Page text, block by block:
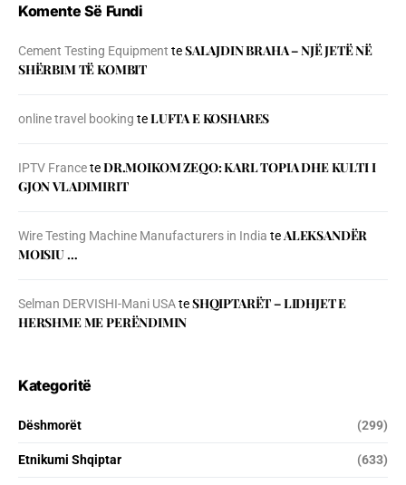
Komente Së Fundi
Cement Testing Equipment teSALAJDIN BRAHA – NJЁ JETЁ NЁ
SHЁRBIM TЁ KOMBIT
online travel booking teLUFTA E KOSHARES
IPTV FranceteDR.MOIKOM ZEQO: KARL TOPIA DHE KULTI I
GJON VLADIMIRIT
Wire Testing Machine Manufacturers in India teALEKSANDËR
MOISIU …
Selman DERVISHI-Mani USAteSHQIPTARËT – LIDHJET E
HERSHME ME PERËNDIMIN
Kategoritë
Dëshmorët (299)
Etnikumi Shqiptar (633)